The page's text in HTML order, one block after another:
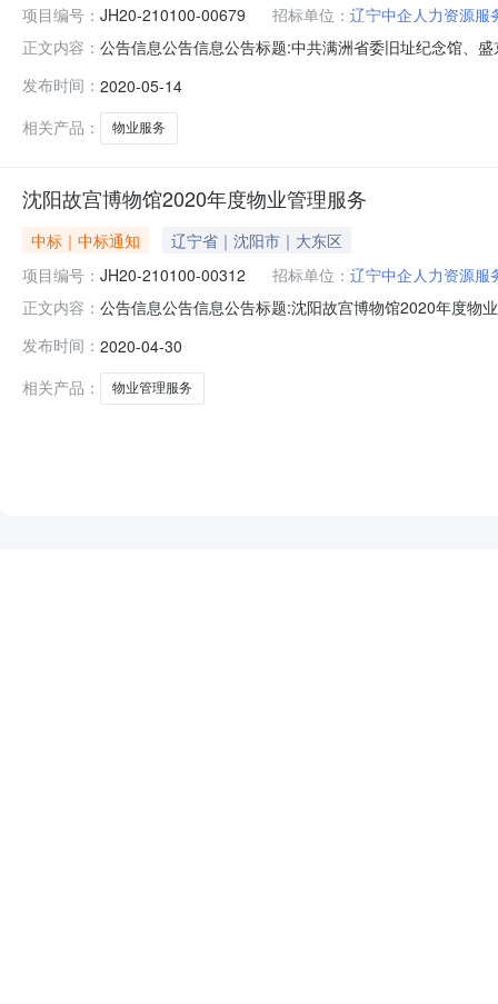
项目编号： JH20-210100-00679 招标单位： 辽宁中企人力资源服
正文内容： 公告信息公告信息公告标题:中共满洲省委旧址纪念馆、
共满洲省委旧址纪念馆、盛京碑林陈列馆、郑家洼子青
名称：
发布时间： 2020-05-14
相关产品：
物业服务
沈阳故宫博物馆2020年度物业管理服务
中标｜中标通知
辽宁省｜沈阳市｜大东区
项目编号： JH20-210100-00312 招标单位： 辽宁中企人力资源服
正文内容： 公告信息公告信息公告标题:沈阳故宫博物馆2020年度物
竞争性磋商，现将采购结果公告如下：1、采购项目名称
发布时间： 2020-04-30
相关产品：
物业管理服务